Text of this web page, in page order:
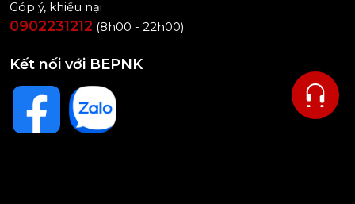
Góp ý, khiếu nại
0902231212 (8h00 - 22h00)
Kết nối với BEPNK